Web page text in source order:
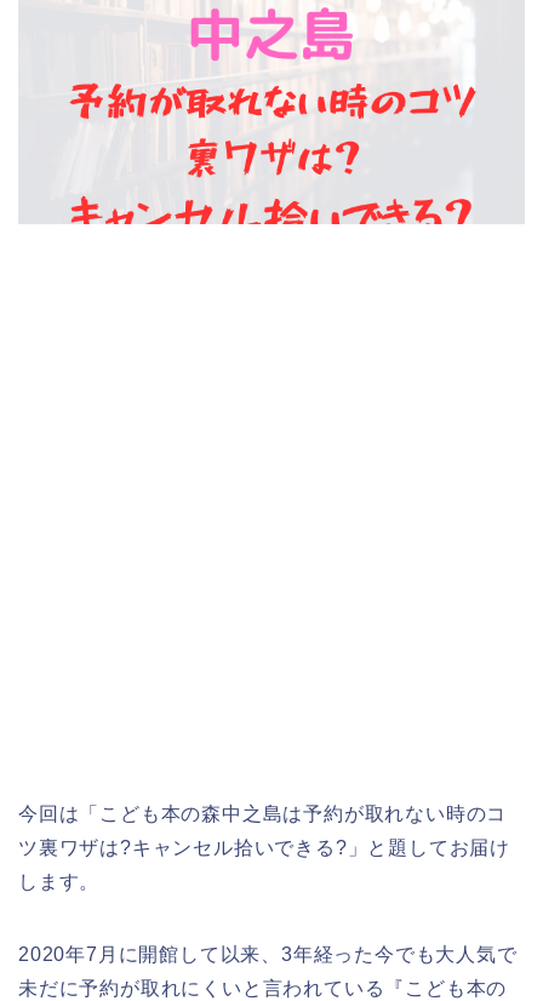
今回は「こども本の森中之島は予約が取れない時のコ
ツ裏ワザは?キャンセル拾いできる?」と題してお届け
します。
2020年7月に開館して以来、3年経った今でも大人気で
未だに予約が取れにくいと言われている『こども本の